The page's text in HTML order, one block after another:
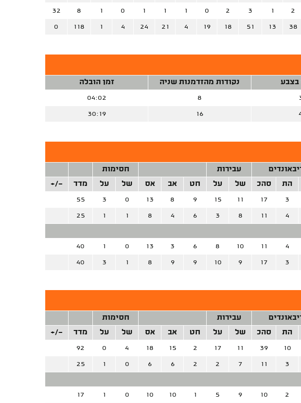
2
1
3
2
0
1
1
1
0
1
8
32
38
13
51
18
19
4
21
24
4
1
118
0
בצבע נקודות מהזדמנות שניה זמן הובלה
8
04:02
16
30:19
עבירות
חסימות
הת סהכ של על חט אב אס של על מדד +/-
3
17
11
15
9
8
13
0
3
55
4
11
8
3
6
4
8
1
1
25
4
11
10
8
6
3
13
0
1
40
3
17
9
10
9
9
8
1
3
40
עבירות
חסימות
הת סהכ של על חט אב אס של על מדד +/-
10
39
11
17
2
15
18
4
0
92
3
11
7
2
2
6
6
0
1
25
2
10
9
5
1
10
10
0
1
17